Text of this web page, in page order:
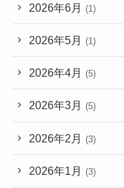
2026年6月 (1)
2026年5月 (1)
2026年4月 (5)
2026年3月 (5)
2026年2月 (3)
2026年1月 (3)